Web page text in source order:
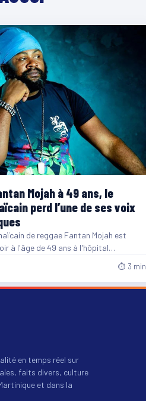
Mojah à 49 ans, le
perd l’une de ses voix
de reggae Fantan Mojah est
à l'âge de 49 ans à l'hôpital…
⏱ 3 min
en temps réel sur
faits divers, culture
et dans la